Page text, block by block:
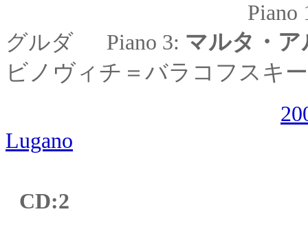
Piano
グルダ Piano 3: マルタ・
ビノヴィチ＝バラコフスキ
Lugano
CD:2